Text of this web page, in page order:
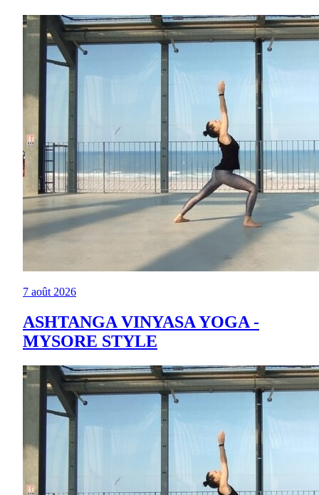
7 août 2026
ASHTANGA VINYASA YOGA -
MYSORE STYLE